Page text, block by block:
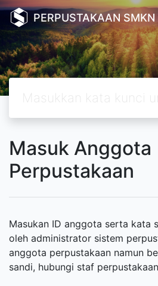
PERPUSTAKAAN SMKN
Masuk Anggota
Perpustakaan
Masukan ID anggota serta kata
oleh administrator sistem
anggota perpustakaan namun
sandi, hubungi staf